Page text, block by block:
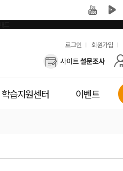
유
용
로그인 회원가입
사
자
메
학습지원센터 이벤트